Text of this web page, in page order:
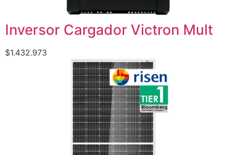
Inversor Cargador Victron Mult
$1.432.973